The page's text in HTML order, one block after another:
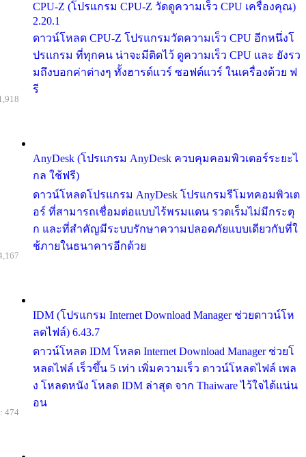
CPU-Z (โปรแกรม CPU-Z วัดดูความเร็ว CPU เครื่องคุณ)
2.20.1
ดาวน์โหลด CPU-Z โปรแกรมวัดความเร็ว CPU อีกหนึ่งโ
ปรแกรม ที่ทุกคน น่าจะมีติดไว้ ดูความเร็ว CPU และ ยังรว
มถึงบอกค่าต่างๆ ทั้งฮารด์แวร์ ซอฟต์แวร์ ในเครื่องด้วย ฟ
รี
AnyDesk (โปรแกรม AnyDesk ควบคุมคอมพิวเตอร์ระยะไ
กล ใช้ฟรี)
ดาวน์โหลดโปรแกรม AnyDesk โปรแกรมรีโมทคอมพิวเต
อร์ ที่สามารถเชื่อมต่อแบบไร้พรมแดน รวดเร็มไม่มีกระตุ
ก และที่สำคัญมีระบบรักษาความปลอดภัยแบบเดียวกับที่ใ
ช้ภายในธนาคารอีกด้วย
IDM (โปรแกรม Internet Download Manager ช่วยดาวน์โห
ลดไฟล์) 6.43.7
ดาวน์โหลด IDM โหลด Internet Download Manager ช่วยโ
หลดไฟล์ เร็วขึ้น 5 เท่า เพิ่มความเร็ว ดาวน์โหลดไฟล์ เพล
ง โหลดหนัง โหลด IDM ล่าสุด จาก Thaiware ไว้ใจได้แน่น
อน
474